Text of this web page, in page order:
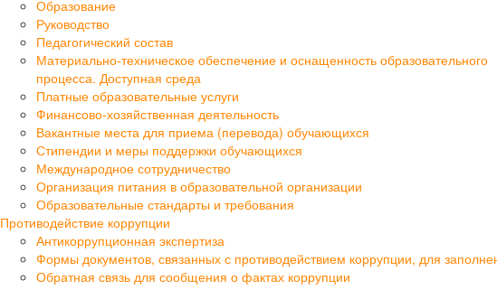
Руководство
Педагогический состав
Материально-техническое обеспечение и оснащенность образовательного
процесса. Доступная среда
Платные образовательные услуги
Финансово-хозяйственная деятельность
Вакантные места для приема (перевода) обучающихся
Стипендии и меры поддержки обучающихся
Международное сотрудничество
Организация питания в образовательной организации
Образовательные стандарты и требования
Противодействие коррупции
Антикоррупционная экспертиза
Формы документов, связанных с противодействием коррупции, для
Обратная связь для сообщения о фактах коррупции